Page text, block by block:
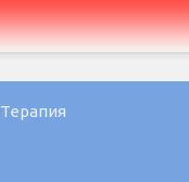
Терапия